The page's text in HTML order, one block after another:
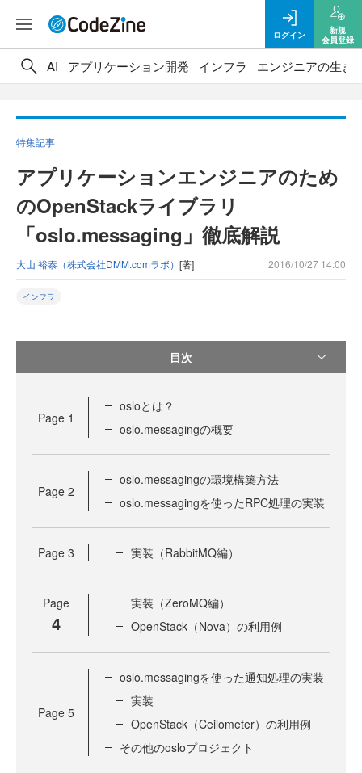
ログイン
新規
会員登録
AI アプリケーション開発 インフラ エンジニアの生き
特集記事
アプリケーションエンジニアのため
のOpenStackライブラリ
「oslo.messaging」徹底解説
大山 裕泰（株式会社DMM.comラボ） [著] 2016/10/27 14:00
インフラ
目次
Page 1
osloとは？
oslo.messagingの概要
Page 2
oslo.messagingの環境構築方法
oslo.messagingを使ったRPC処理の実装
Page 3 実装（RabbitMQ編）
Page
4
実装（ZeroMQ編）
OpenStack（Nova）の利用例
Page 5
oslo.messagingを使った通知処理の実装
実装
OpenStack（Ceilometer）の利用例
その他のosloプロジェクト